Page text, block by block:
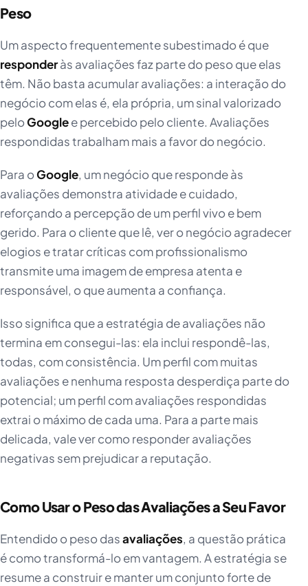
Peso
Um aspecto frequentemente subestimado é que
responderàs avaliações faz parte do peso que elas
têm. Não basta acumular avaliações: a interação do
negócio com elas é, ela própria, um sinal valorizado
peloGooglee percebido pelo cliente. Avaliações
respondidas trabalham mais a favor do negócio.
Para oGoogle, um negócio que responde às
avaliações demonstra atividade e cuidado,
reforçando a percepção de um perfil vivo e bem
gerido. Para o cliente que lê, ver o negócio agradecer
elogios e tratar críticas com profissionalismo
transmite uma imagem de empresa atenta e
responsável, o que aumenta a confiança.
Isso significa que a estratégia de avaliações não
termina em consegui-las: ela inclui respondê-las,
todas, com consistência. Um perfil com muitas
avaliações e nenhuma resposta desperdiça parte do
potencial; um perfil com avaliações respondidas
extrai o máximo de cada uma. Para a parte mais
delicada, vale ver como responder avaliações
negativas sem prejudicar a reputação.
Como Usar o Peso das Avaliações a Seu Favor
Entendido o peso dasavaliações, a questão prática
é como transformá-lo em vantagem. A estratégia se
resume a construir e manter um conjunto forte de